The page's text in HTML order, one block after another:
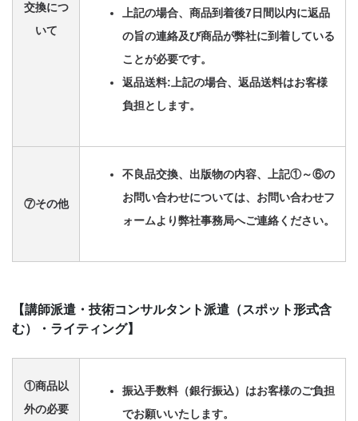
交換につ
いて
上記の場合、商品到着後7日間以内に返品
の旨の連絡及び商品が弊社に到着している
ことが必要です。
返品送料:上記の場合、返品送料はお客様
負担とします。
⑦その他
不良品交換、出版物の内容、上記①～⑥の
お問い合わせについては、お問い合わせフ
ォームより弊社事務局へご連絡ください。
【講師派遣・技術コンサルタント派遣（スポット形式含
む）・ライティング】
①商品以
外の必要
振込手数料（銀行振込）はお客様のご負担
でお願いいたします。